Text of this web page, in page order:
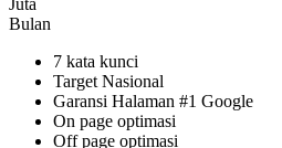
Bulan
7 kata kunci
Target Nasional
Garansi Halaman #1 Google
On page optimasi
Off page optimasi